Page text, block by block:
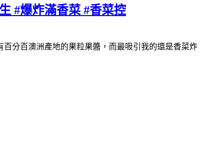
#爆炸滿香菜 #香菜控
分百澳洲產地的果粒果醬，而最吸引我的還是香菜炸